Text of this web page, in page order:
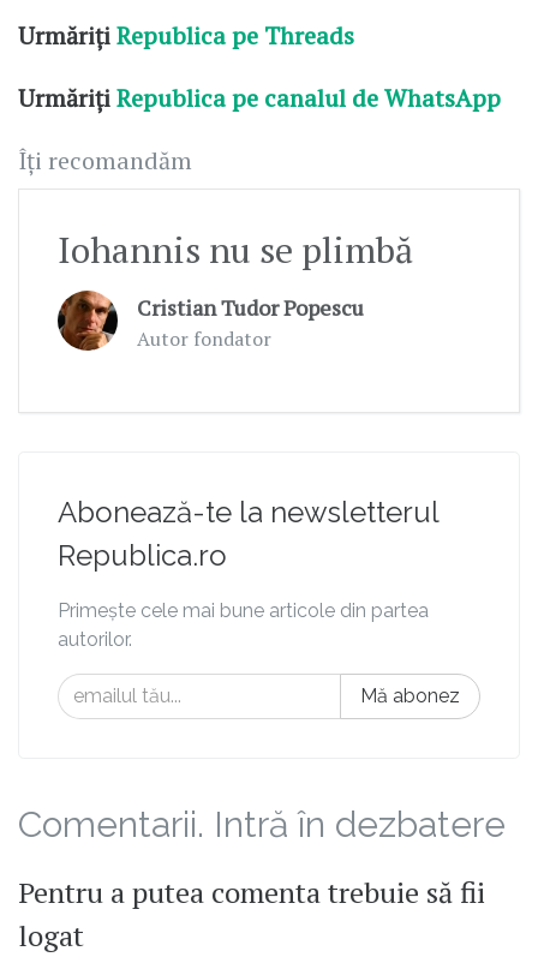
UrmărițiRepublica pe Threads
UrmărițiRepublica pe canalul de WhatsApp
Îți recomandăm
Iohannis nu se plimbă
Cristian Tudor Popescu
Autor fondator
Abonează-te la newsletterul
Republica.ro
Primește cele mai bune articole din partea
autorilor.
Mă abonez
Comentarii. Intră în dezbatere
Pentru a putea comenta trebuie să fii
logat